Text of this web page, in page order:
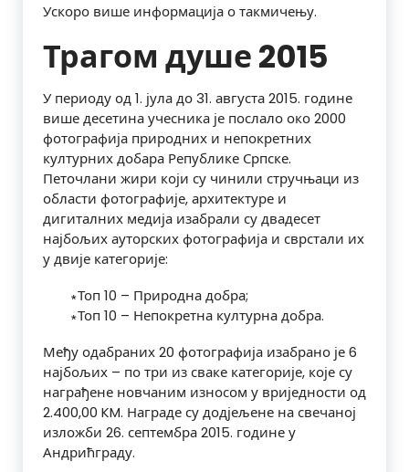
Ускоро више информација о такмичењу.
Трагом душе 2015
У периоду од 1. јула до 31. августа 2015. године
више десетина учесника је послало око 2000
фотографија природних и непокретних
културних добара Републике Српске.
Петочлани жири који су чинили стручњаци из
области фотографије, архитектуре и
дигиталних медија изабрали су двадесет
најбољих ауторских фотографија и сврстали их
у двије категорије:
∗Топ 10 – Природна добра;
∗Топ 10 – Непокретна културна добра.
Међу одабраних 20 фотографија изабрано је 6
најбољих – по три из сваке категорије, које су
награђене новчаним износом у вриједности од
2.400,00 KM. Награде су додјељене на свечаној
изложби 26. септембра 2015. године у
Андрићграду.